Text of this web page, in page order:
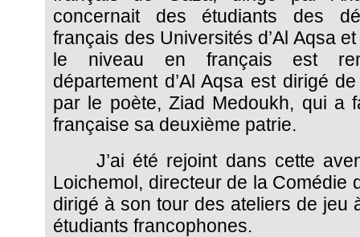
concernait des étudiants des
français des Universités d’Al Aqsa et
le niveau en français est
département d’Al Aqsa est dirigé
par le poète, Ziad Medoukh, qui a
française sa deuxième patrie.
J’ai été rejoint dans cette
Loichemol, directeur de la Comédie
dirigé à son tour des ateliers de jeu
étudiants francophones.